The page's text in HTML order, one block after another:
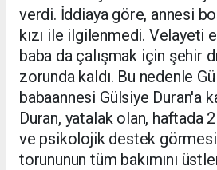
verdi. İddiaya göre, annesi
kızı ile ilgilenmedi. Velayeti
baba da çalışmak için şehir
zorunda kaldı. Bu nedenle
babaannesi Gülsiye Duran'a
Duran, yatalak olan, haftada
ve psikolojik destek
torununun tüm bakımını